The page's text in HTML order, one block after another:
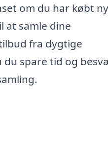
om du har købt
at samle dine
fra dygtige
du spare tid og